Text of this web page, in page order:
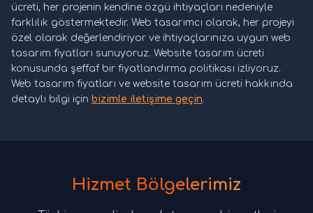
ücreti, her projenin kendine özgü ihtiyaçları nedeniyle
farklılık göstermektedir. Web tasarımcı olarak, her projeyi
özel olarak değerlendiriyor ve ihtiyaçlarınıza uygun web
tasarım fiyatları sunuyoruz. Website tasarım ücreti
konusunda şeffaf bir fiyatlandırma politikası izliyoruz.
Web tasarım fiyatları ve website tasarım ücreti hakkında
detaylı bilgi için bizimle iletişime geçin.
Hizmet Bölgelerimiz